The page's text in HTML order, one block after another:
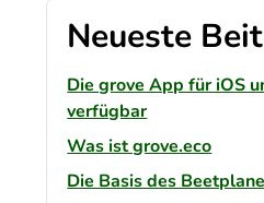
Neueste
Die grove App für iOS
verfügbar
Was ist grove.eco
Die Basis des